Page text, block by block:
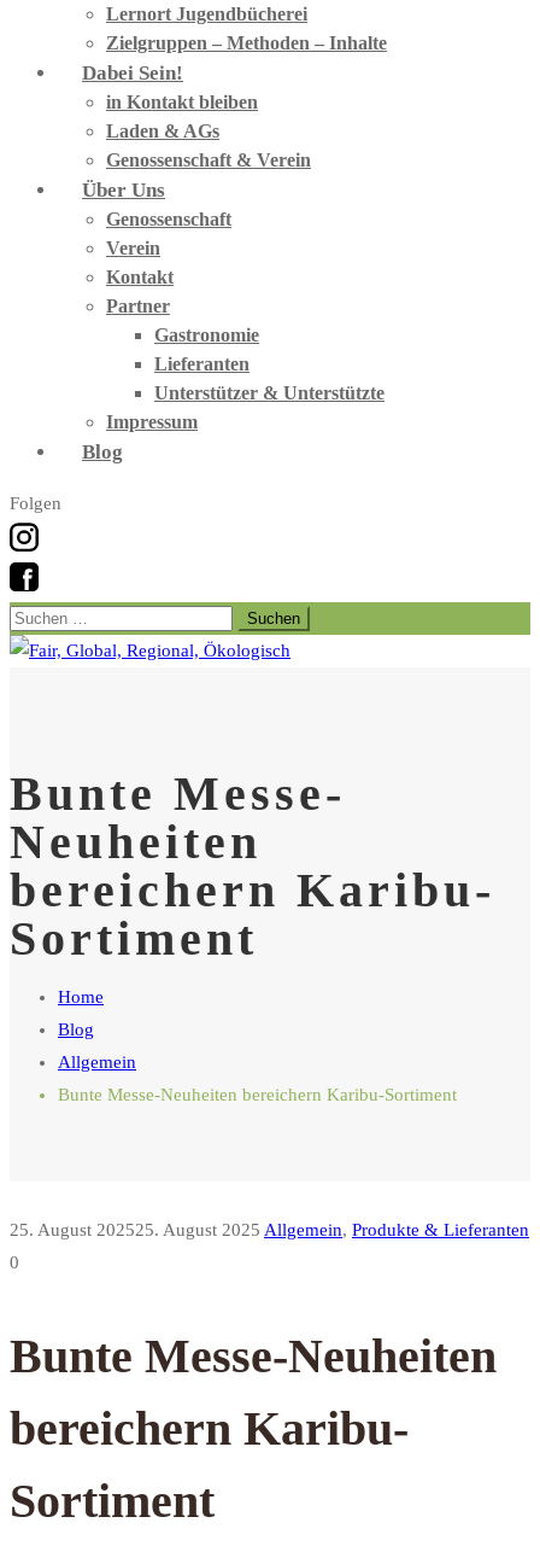
Lernort Jugendbücherei
Zielgruppen – Methoden – Inhalte
Dabei Sein!
in Kontakt bleiben
Laden & AGs
Genossenschaft & Verein
Über Uns
Genossenschaft
Verein
Kontakt
Partner
Gastronomie
Lieferanten
Unterstützer & Unterstützte
Impressum
Blog
Folgen
Suchen
nach:
Bunte Messe-
Neuheiten
bereichern Karibu-
Sortiment
Home
Blog
Allgemein
Bunte Messe-Neuheiten bereichern Karibu-Sortiment
25. August 202525. August 2025 Allgemein, Produkte & Lieferanten
0
Bunte Messe-Neuheiten
bereichern Karibu-
Sortiment